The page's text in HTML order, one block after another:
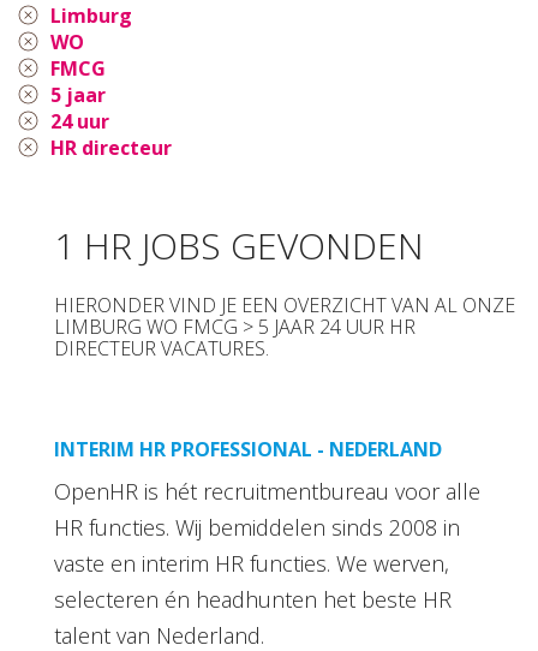
Limburg
WO
FMCG
5 jaar
24 uur
HR directeur
1 HR JOBS GEVONDEN
HIERONDER VIND JE EEN OVERZICHT VAN AL ONZE
LIMBURG WO FMCG > 5 JAAR 24 UUR HR
DIRECTEUR VACATURES.
INTERIM HR PROFESSIONAL - NEDERLAND
OpenHR is hét recruitmentbureau voor alle
HR functies. Wij bemiddelen sinds 2008 in
vaste en interim HR functies. We werven,
selecteren én headhunten het beste HR
talent van Nederland.